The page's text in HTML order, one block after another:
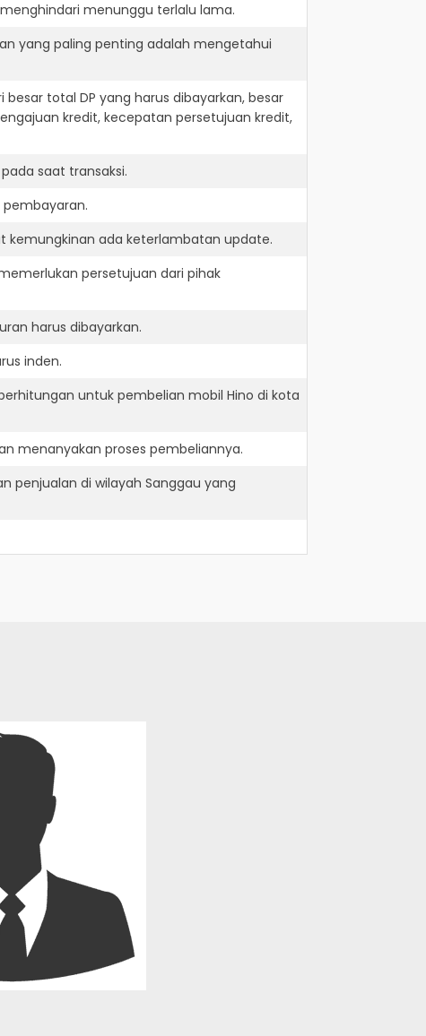
menunggu terlalu lama.
yang paling penting adalah mengetahui
total DP yang harus dibayarkan, besar
kredit, kecepatan persetujuan kredit,
saat transaksi.
kemungkinan ada keterlambatan update.
persetujuan dari pihak
harus dibayarkan.
inden.
untuk pembelian mobil Hino di kota
menanyakan proses pembeliannya.
penjualan di wilayah Sanggau yang